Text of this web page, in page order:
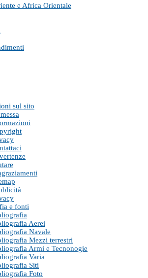
e Africa Orientale
sul sito
e fonti
Aerei
Navale
Mezzi terrestri
Armi e Tecnonogie
Varia
Siti
Foto